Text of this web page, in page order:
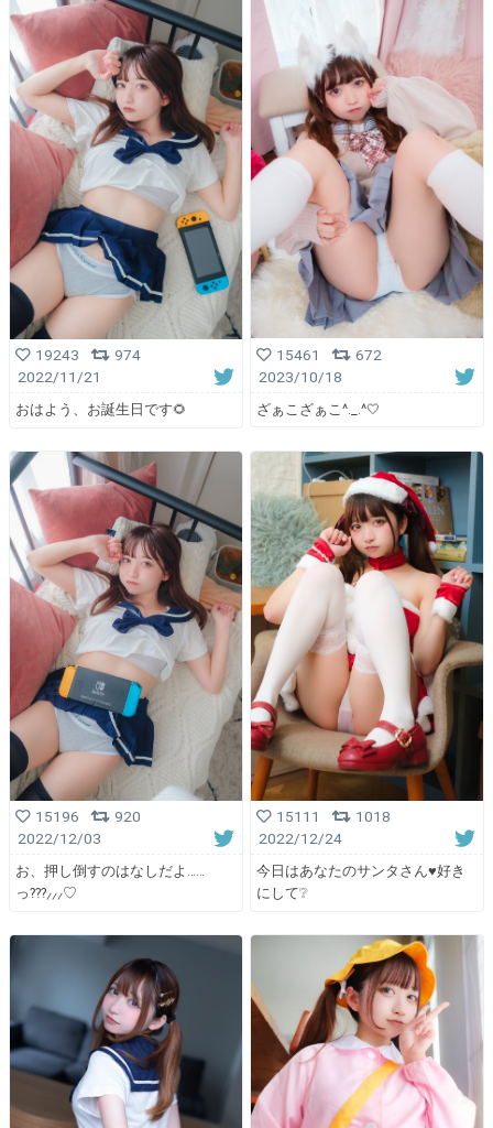
19243
974
2022/11/21
おはよう、お誕生日です🌻
15461
672
2023/10/18
ざぁこざぁこ^._.^🤍
15196
920
2022/12/03
お、押し倒すのはなしだよ……
っ???⸝⸝⸝♡
15111
1018
2022/12/24
今日はあなたのサンタさん♥️好き
にして❔